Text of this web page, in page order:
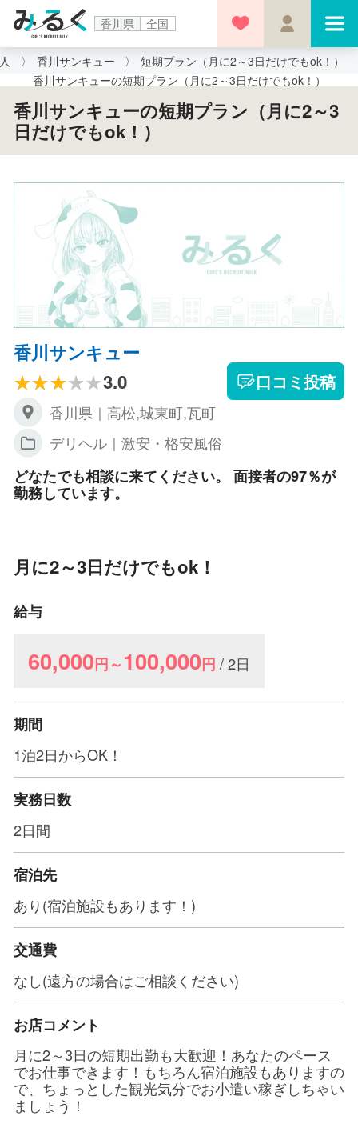
香川県 全国
香川サンキュー
短期プラン（月に2～3日だけでもok！）
香川サンキューの短期プラン（月に2～3日だけでもok！）
香川サンキューの短期プラン（月に2～3
日だけでもok！）
香川サンキュー
3.0
口コミ投稿
香川県｜高松,城東町,瓦町
デリヘル｜激安・格安風俗
どなたでも相談に来てください。 面接者の97％が
勤務しています。
月に2～3日だけでもok！
給与
60,000円～100,000円 / 2日
期間
1泊2日からOK！
実務日数
2日間
宿泊先
あり(宿泊施設もあります！)
交通費
なし(遠方の場合はご相談ください)
お店コメント
月に2～3日の短期出勤も大歓迎！あなたのペース
でお仕事できます！もちろん宿泊施設もありますの
で、ちょっとした観光気分でお小遣い稼ぎしちゃい
ましょう！